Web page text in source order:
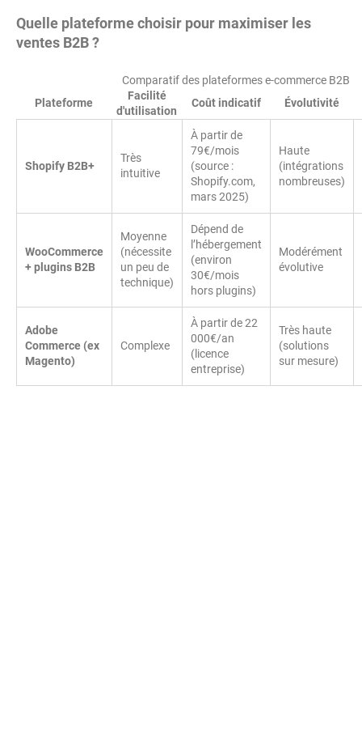
Quelle plateforme choisir pour maximiser les
ventes B2B ?
Comparatif des plateformes e-commerce B2B
Plateforme
Facilité
d'utilisation
Coût indicatif Évolutivité
Shopify B2B+
Très
intuitive
À partir de
79€/mois
(source :
Shopify.com,
mars 2025)
Haute
(intégrations
nombreuses)
WooCommerce
+ plugins B2B
Moyenne
(nécessite
un peu de
technique)
Dépend de
l’hébergement
(environ
30€/mois
hors plugins)
Modérément
évolutive
Adobe
Commerce (ex
Magento)
Complexe
À partir de 22
000€/an
(licence
entreprise)
Très haute
(solutions
sur mesure)